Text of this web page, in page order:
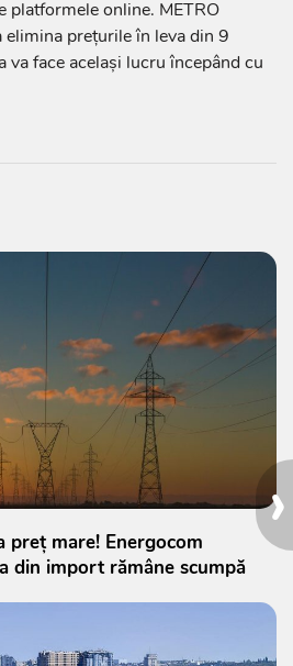
›
platformele online. METRO
elimina prețurile în leva din 9
va face același lucru începând cu
preț mare! Energocom
din import rămâne scumpă